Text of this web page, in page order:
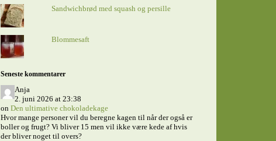
Sandwichbrød med squash og persille
Blommesaft
Seneste kommentarer
Anja
2. juni 2026 at 23:38
on Den ultimative chokoladekage
Hvor mange personer vil du beregne kagen til når der også er
boller og frugt? Vi bliver 15 men vil ikke være kede af hvis
der bliver noget til overs?